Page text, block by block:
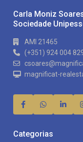
Carla Moniz
Sociedade
AMI 21465
(+351) 924 004
magnificat-
Categorias